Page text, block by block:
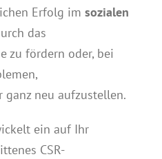
Erfolg im sozialen
das
zu fördern oder, bei
neu aufzustellen.
ein auf Ihr
CSR-